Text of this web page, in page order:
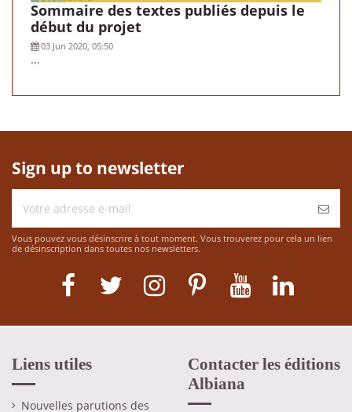
Sommaire des textes publiés depuis le
début du projet
03 Jun 2020, 05:50
...
Sign up to newsletter
Vous pouvez vous désinscrire à tout moment. Vous trouverez pour cela un lien
de désinscription dans toutes nos newsletters.
Liens utiles
Nouvelles parutions des
Contacter les éditions
Albiana